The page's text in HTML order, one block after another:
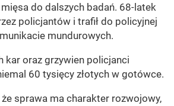
do dalszych badań. 68-latek
policjantów i trafił do policyjnej
mundurowych.
kar oraz grzywien policjanci
60 tysięcy złotych w gotówce.
sprawa ma charakter rozwojowy,